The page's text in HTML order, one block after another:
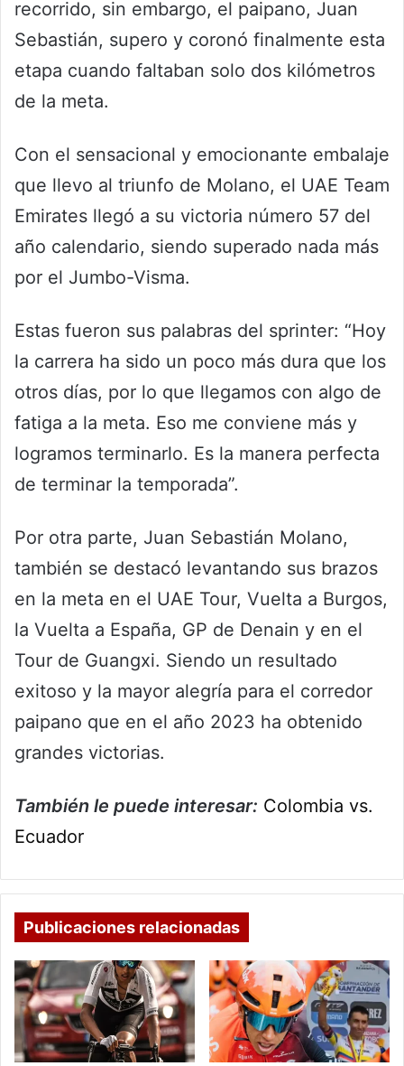
recorrido, sin embargo, el paipano, Juan
Sebastián, supero y coronó finalmente esta
etapa cuando faltaban solo dos kilómetros
de la meta.
Con el sensacional y emocionante embalaje
que llevo al triunfo de Molano, el UAE Team
Emirates llegó a su victoria número 57 del
año calendario, siendo superado nada más
por el Jumbo-Visma.
Estas fueron sus palabras del sprinter: “Hoy
la carrera ha sido un poco más dura que los
otros días, por lo que llegamos con algo de
fatiga a la meta. Eso me conviene más y
logramos terminarlo. Es la manera perfecta
de terminar la temporada”.
Por otra parte, Juan Sebastián Molano,
también se destacó levantando sus brazos
en la meta en el UAE Tour, Vuelta a Burgos,
la Vuelta a España, GP de Denain y en el
Tour de Guangxi. Siendo un resultado
exitoso y la mayor alegría para el corredor
paipano que en el año 2023 ha obtenido
grandes victorias.
También le puede interesar: Colombia vs.
Ecuador
Publicaciones relacionadas